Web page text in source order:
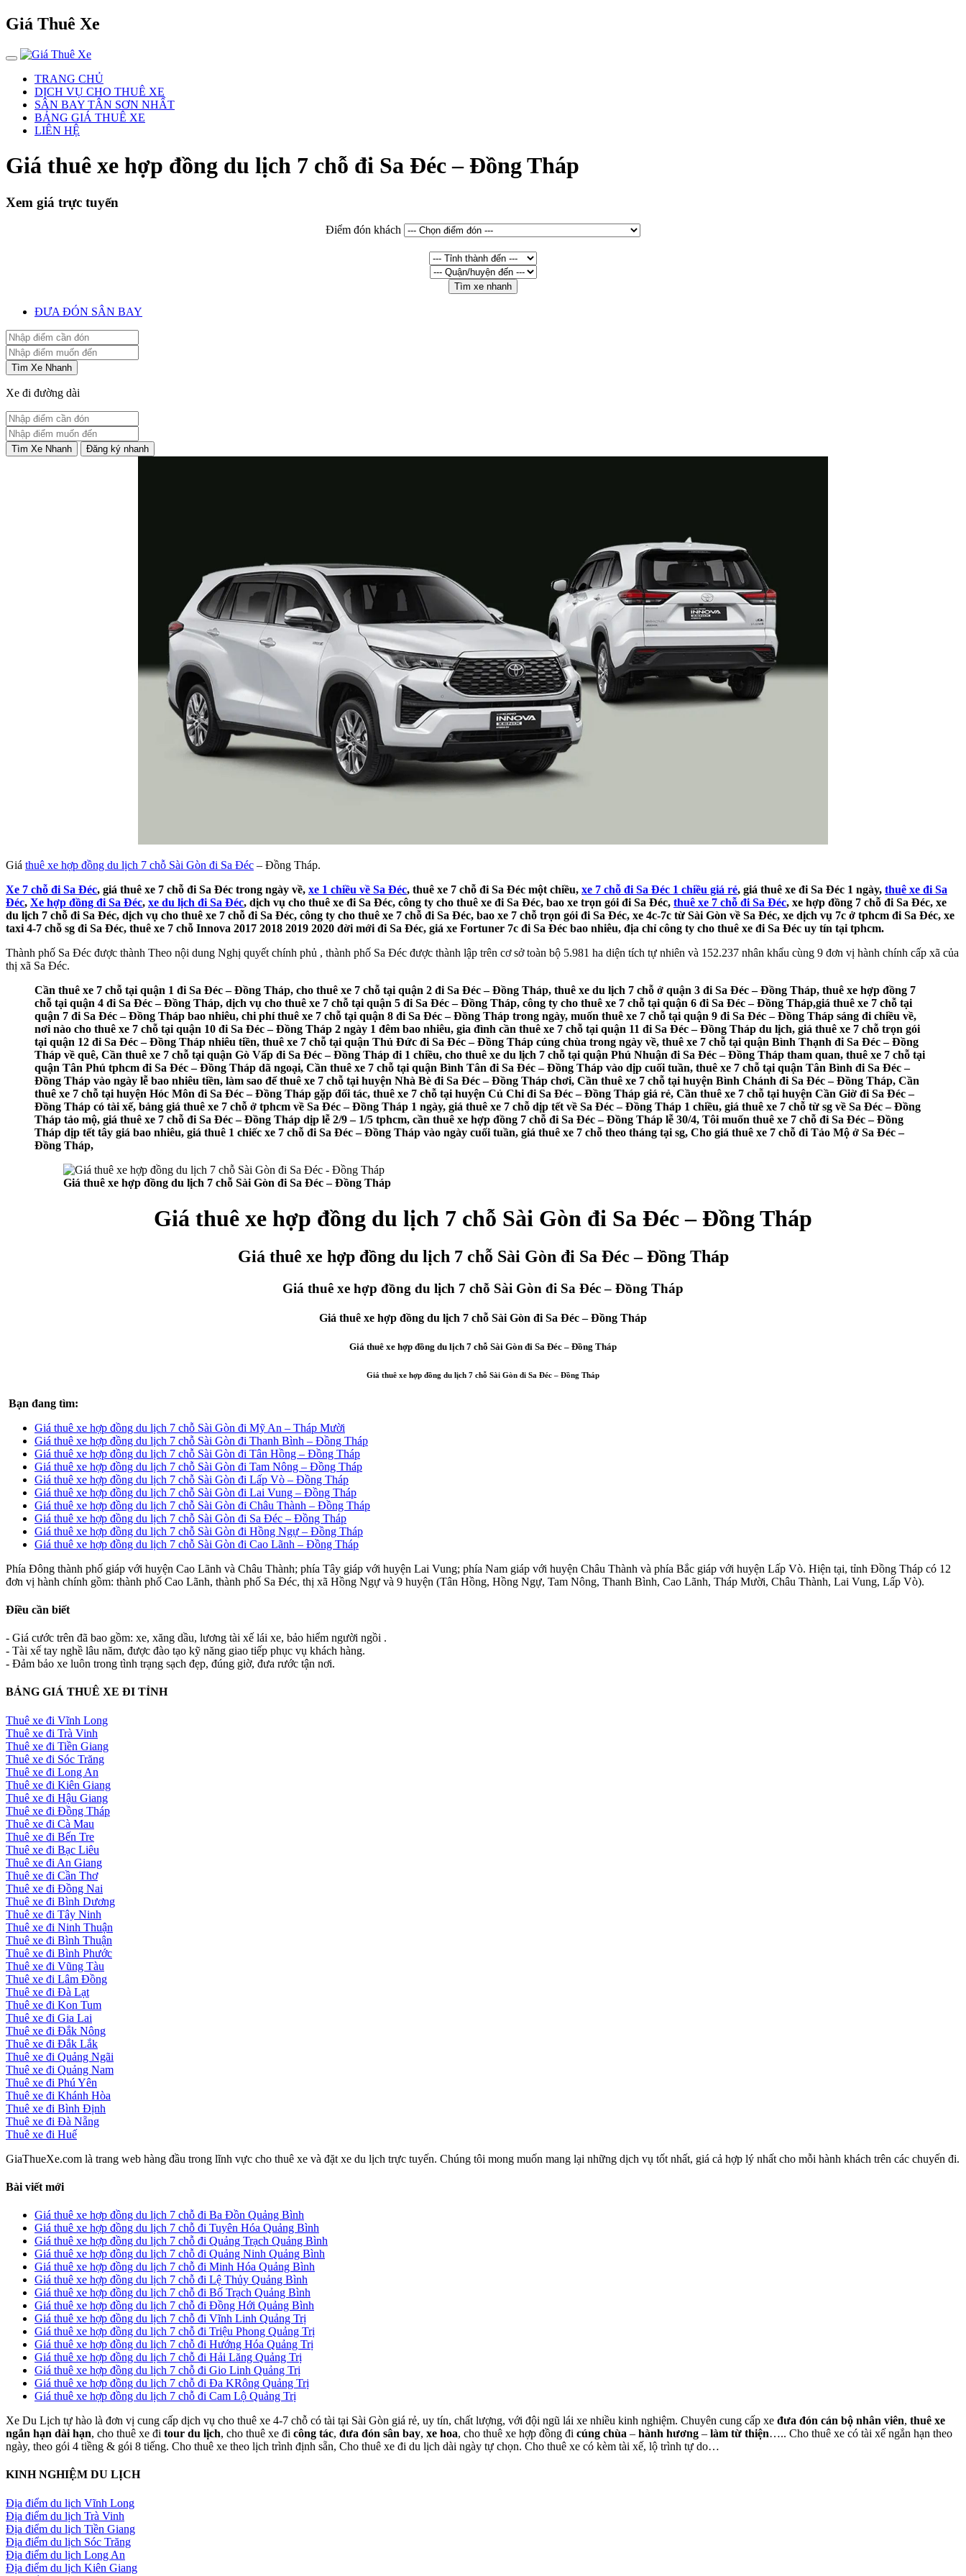
Giá Thuê Xe
TRANG CHỦ
DỊCH VỤ CHO THUÊ XE
SÂN BAY TÂN SƠN NHẤT
BẢNG GIÁ THUÊ XE
LIÊN HỆ
Giá thuê xe hợp đồng du lịch 7 chỗ đi Sa Đéc – Đồng Tháp
Xem giá trực tuyến
Điểm đón khách
Tìm xe nhanh
ĐƯA ĐÓN SÂN BAY
Tìm Xe Nhanh
Xe đi đường dài
Tìm Xe Nhanh Đăng ký nhanh
Giá thuê xe hợp đồng du lịch 7 chỗ Sài Gòn đi Sa Đéc – Đồng Tháp.
Xe 7 chỗ đi Sa Đéc, giá thuê xe 7 chỗ đi Sa Đéc trong ngày về, xe 1 chiều về Sa Đéc, thuê xe 7 chỗ đi Sa Đéc một chiều, xe 7 chỗ đi Sa Đéc 1 chiều giá rẻ, giá thuê xe đi Sa Đéc 1 ngày, thuê xe đi Sa
Đéc, Xe hợp đồng đi Sa Đéc, xe du lịch đi Sa Đéc, dịch vụ cho thuê xe đi Sa Đéc, công ty cho thuê xe đi Sa Đéc, bao xe trọn gói đi Sa Đéc, thuê xe 7 chỗ đi Sa Đéc, xe hợp đồng 7 chỗ đi Sa Đéc, xe
du lịch 7 chỗ đi Sa Đéc, dịch vụ cho thuê xe 7 chỗ đi Sa Đéc, công ty cho thuê xe 7 chỗ đi Sa Đéc, bao xe 7 chỗ trọn gói đi Sa Đéc, xe 4c-7c từ Sài Gòn về Sa Đéc, xe dịch vụ 7c ở tphcm đi Sa Đéc, xe
taxi 4-7 chỗ sg đi Sa Đéc, thuê xe 7 chỗ Innova 2017 2018 2019 2020 đời mới đi Sa Đéc, giá xe Fortuner 7c đi Sa Đéc bao nhiêu, địa chỉ công ty cho thuê xe đi Sa Đéc uy tín tại tphcm.
Thành phố Sa Đéc được thành Theo nội dung Nghị quyết chính phủ , thành phố Sa Đéc được thành lập trên cơ sở toàn bộ 5.981 ha diện tích tự nhiên và 152.237 nhân khẩu cùng 9 đơn vị hành chính cấp xã của
thị xã Sa Đéc.
Cần thuê xe 7 chỗ tại quận 1 đi Sa Đéc – Đồng Tháp, cho thuê xe 7 chỗ tại quận 2 đi Sa Đéc – Đồng Tháp, thuê xe du lịch 7 chỗ ở quận 3 đi Sa Đéc – Đồng Tháp, thuê xe hợp đồng 7
chỗ tại quận 4 đi Sa Đéc – Đồng Tháp, dịch vụ cho thuê xe 7 chỗ tại quận 5 đi Sa Đéc – Đồng Tháp, công ty cho thuê xe 7 chỗ tại quận 6 đi Sa Đéc – Đồng Tháp,giá thuê xe 7 chỗ tại
quận 7 đi Sa Đéc – Đồng Tháp bao nhiêu, chi phí thuê xe 7 chỗ tại quận 8 đi Sa Đéc – Đồng Tháp trong ngày, muốn thuê xe 7 chỗ tại quận 9 đi Sa Đéc – Đồng Tháp sáng đi chiều về,
nơi nào cho thuê xe 7 chỗ tại quận 10 đi Sa Đéc – Đồng Tháp 2 ngày 1 đêm bao nhiêu, gia đình cần thuê xe 7 chỗ tại quận 11 đi Sa Đéc – Đồng Tháp du lịch, giá thuê xe 7 chỗ trọn gói
tại quận 12 đi Sa Đéc – Đồng Tháp nhiêu tiền, thuê xe 7 chỗ tại quận Thủ Đức đi Sa Đéc – Đồng Tháp cúng chùa trong ngày về, thuê xe 7 chỗ tại quận Bình Thạnh đi Sa Đéc – Đồng
Tháp về quê, Cần thuê xe 7 chỗ tại quận Gò Vấp đi Sa Đéc – Đồng Tháp đi 1 chiều, cho thuê xe du lịch 7 chỗ tại quận Phú Nhuận đi Sa Đéc – Đồng Tháp tham quan, thuê xe 7 chỗ tại
quận Tân Phú tphcm đi Sa Đéc – Đồng Tháp dã ngoại, Cần thuê xe 7 chỗ tại quận Bình Tân đi Sa Đéc – Đồng Tháp vào dịp cuối tuần, thuê xe 7 chỗ tại quận Tân Bình đi Sa Đéc –
Đồng Tháp vào ngày lễ bao nhiêu tiền, làm sao để thuê xe 7 chỗ tại huyện Nhà Bè đi Sa Đéc – Đồng Tháp chơi, Cần thuê xe 7 chỗ tại huyện Bình Chánh đi Sa Đéc – Đồng Tháp, Cần
thuê xe 7 chỗ tại huyện Hóc Môn đi Sa Đéc – Đồng Tháp gặp đối tác, thuê xe 7 chỗ tại huyện Củ Chi đi Sa Đéc – Đồng Tháp giá rẻ, Cần thuê xe 7 chỗ tại huyện Cần Giờ đi Sa Đéc –
Đồng Tháp có tài xế, bảng giá thuê xe 7 chỗ ở tphcm về Sa Đéc – Đồng Tháp 1 ngày, giá thuê xe 7 chỗ dịp tết về Sa Đéc – Đồng Tháp 1 chiều, giá thuê xe 7 chỗ từ sg về Sa Đéc – Đồng
Tháp tảo mộ, giá thuê xe 7 chỗ đi Sa Đéc – Đồng Tháp dịp lễ 2/9 – 1/5 tphcm, cần thuê xe hợp đồng 7 chỗ đi Sa Đéc – Đồng Tháp lễ 30/4, Tôi muốn thuê xe 7 chỗ đi Sa Đéc – Đồng
Tháp dịp tết tây giá bao nhiêu, giá thuê 1 chiếc xe 7 chỗ đi Sa Đéc – Đồng Tháp vào ngày cuối tuần, giá thuê xe 7 chỗ theo tháng tại sg, Cho giá thuê xe 7 chỗ đi Tảo Mộ ở Sa Đéc –
Đồng Tháp,
Giá thuê xe hợp đồng du lịch 7 chỗ Sài Gòn đi Sa Đéc – Đồng Tháp
Giá thuê xe hợp đồng du lịch 7 chỗ Sài Gòn đi Sa Đéc – Đồng Tháp
Giá thuê xe hợp đồng du lịch 7 chỗ Sài Gòn đi Sa Đéc – Đồng Tháp
Giá thuê xe hợp đồng du lịch 7 chỗ Sài Gòn đi Sa Đéc – Đồng Tháp
Giá thuê xe hợp đồng du lịch 7 chỗ Sài Gòn đi Sa Đéc – Đồng Tháp
Giá thuê xe hợp đồng du lịch 7 chỗ Sài Gòn đi Sa Đéc – Đồng Tháp
Giá thuê xe hợp đồng du lịch 7 chỗ Sài Gòn đi Sa Đéc – Đồng Tháp
Bạn đang tìm:
Giá thuê xe hợp đồng du lịch 7 chỗ Sài Gòn đi Mỹ An – Tháp Mười
Giá thuê xe hợp đồng du lịch 7 chỗ Sài Gòn đi Thanh Bình – Đồng Tháp
Giá thuê xe hợp đồng du lịch 7 chỗ Sài Gòn đi Tân Hồng – Đồng Tháp
Giá thuê xe hợp đồng du lịch 7 chỗ Sài Gòn đi Tam Nông – Đồng Tháp
Giá thuê xe hợp đồng du lịch 7 chỗ Sài Gòn đi Lấp Vò – Đồng Tháp
Giá thuê xe hợp đồng du lịch 7 chỗ Sài Gòn đi Lai Vung – Đồng Tháp
Giá thuê xe hợp đồng du lịch 7 chỗ Sài Gòn đi Châu Thành – Đồng Tháp
Giá thuê xe hợp đồng du lịch 7 chỗ Sài Gòn đi Sa Đéc – Đồng Tháp
Giá thuê xe hợp đồng du lịch 7 chỗ Sài Gòn đi Hồng Ngự – Đồng Tháp
Giá thuê xe hợp đồng du lịch 7 chỗ Sài Gòn đi Cao Lãnh – Đồng Tháp
Phía Đông thành phố giáp với huyện Cao Lãnh và Châu Thành; phía Tây giáp với huyện Lai Vung; phía Nam giáp với huyện Châu Thành và phía Bắc giáp với huyện Lấp Vò. Hiện tại, tỉnh Đồng Tháp có 12
đơn vị hành chính gồm: thành phố Cao Lãnh, thành phố Sa Đéc, thị xã Hồng Ngự và 9 huyện (Tân Hồng, Hồng Ngự, Tam Nông, Thanh Bình, Cao Lãnh, Tháp Mười, Châu Thành, Lai Vung, Lấp Vò).
Điều cần biết
- Giá cước trên đã bao gồm: xe, xăng dầu, lương tài xế lái xe, bảo hiểm người ngồi .
- Tài xế tay nghề lâu năm, được đào tạo kỹ năng giao tiếp phục vụ khách hàng.
- Đảm bảo xe luôn trong tình trạng sạch đẹp, đúng giờ, đưa rước tận nơi.
BẢNG GIÁ THUÊ XE ĐI TỈNH
Thuê xe đi Vĩnh Long
Thuê xe đi Trà Vinh
Thuê xe đi Tiền Giang
Thuê xe đi Sóc Trăng
Thuê xe đi Long An
Thuê xe đi Kiên Giang
Thuê xe đi Hậu Giang
Thuê xe đi Đồng Tháp
Thuê xe đi Cà Mau
Thuê xe đi Bến Tre
Thuê xe đi Bạc Liêu
Thuê xe đi An Giang
Thuê xe đi Cần Thơ
Thuê xe đi Đồng Nai
Thuê xe đi Bình Dương
Thuê xe đi Tây Ninh
Thuê xe đi Ninh Thuận
Thuê xe đi Bình Thuận
Thuê xe đi Bình Phước
Thuê xe đi Vũng Tàu
Thuê xe đi Lâm Đồng
Thuê xe đi Đà Lạt
Thuê xe đi Kon Tum
Thuê xe đi Gia Lai
Thuê xe đi Đắk Nông
Thuê xe đi Đắk Lắk
Thuê xe đi Quảng Ngãi
Thuê xe đi Quảng Nam
Thuê xe đi Phú Yên
Thuê xe đi Khánh Hòa
Thuê xe đi Bình Định
Thuê xe đi Đà Nẵng
Thuê xe đi Huế
GiaThueXe.com là trang web hàng đầu trong lĩnh vực cho thuê xe và đặt xe du lịch trực tuyến. Chúng tôi mong muốn mang lại những dịch vụ tốt nhất, giá cả hợp lý nhất cho mỗi hành khách trên các chuyến đi.
Bài viết mới
Giá thuê xe hợp đồng du lịch 7 chỗ đi Ba Đồn Quảng Bình
Giá thuê xe hợp đồng du lịch 7 chỗ đi Tuyên Hóa Quảng Bình
Giá thuê xe hợp đồng du lịch 7 chỗ đi Quảng Trạch Quảng Bình
Giá thuê xe hợp đồng du lịch 7 chỗ đi Quảng Ninh Quảng Bình
Giá thuê xe hợp đồng du lịch 7 chỗ đi Minh Hóa Quảng Bình
Giá thuê xe hợp đồng du lịch 7 chỗ đi Lệ Thủy Quảng Bình
Giá thuê xe hợp đồng du lịch 7 chỗ đi Bố Trạch Quảng Bình
Giá thuê xe hợp đồng du lịch 7 chỗ đi Đồng Hới Quảng Bình
Giá thuê xe hợp đồng du lịch 7 chỗ đi Vĩnh Linh Quảng Trị
Giá thuê xe hợp đồng du lịch 7 chỗ đi Triệu Phong Quảng Trị
Giá thuê xe hợp đồng du lịch 7 chỗ đi Hướng Hóa Quảng Trị
Giá thuê xe hợp đồng du lịch 7 chỗ đi Hải Lăng Quảng Trị
Giá thuê xe hợp đồng du lịch 7 chỗ đi Gio Linh Quảng Trị
Giá thuê xe hợp đồng du lịch 7 chỗ đi Đa KRông Quảng Trị
Giá thuê xe hợp đồng du lịch 7 chỗ đi Cam Lộ Quảng Trị
Xe Du Lịch tự hào là đơn vị cung cấp dịch vụ cho thuê xe 4-7 chỗ có tài tại Sài Gòn giá rẻ, uy tín, chất lượng, với đội ngũ lái xe nhiều kinh nghiệm. Chuyên cung cấp xe đưa đón cán bộ nhân viên, thuê xe
ngắn hạn dài hạn, cho thuê xe đi tour du lịch, cho thuê xe đi công tác, đưa đón sân bay, xe hoa, cho thuê xe hợp đồng đi cúng chùa – hành hương – làm từ thiện….. Cho thuê xe có tài xế ngắn hạn theo
ngày, theo gói 4 tiềng & gói 8 tiếng. Cho thuê xe theo lịch trình định sẵn, Cho thuê xe đi du lịch dài ngày tự chọn. Cho thuê xe có kèm tài xế, lộ trình tự do…
KINH NGHIỆM DU LỊCH
Địa điểm du lịch Vĩnh Long
Địa điểm du lịch Trà Vinh
Địa điểm du lịch Tiền Giang
Địa điểm du lịch Sóc Trăng
Địa điểm du lịch Long An
Địa điểm du lịch Kiên Giang